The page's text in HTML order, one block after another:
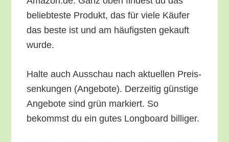
belieb­tes­te Pro­dukt, das für vie­le Käu­fer
das bes­te ist und am häu­figs­ten gekauft
wurde.
Hal­te auch Aus­schau nach aktu­el­len Preis­
sen­kun­gen (Ange­bo­te). Der­zei­tig güns­ti­ge
Ange­bo­te sind grün mar­kiert. So
bekommst du ein gutes Long­board billiger.